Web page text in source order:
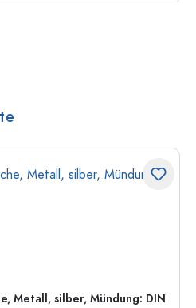
Metall, silber, Mündung: DIN